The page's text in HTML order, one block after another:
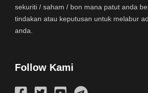
sekuriti / saham / bon mana patut anda
tindakan atau keputusan untuk melabur
anda.
Follow Kami